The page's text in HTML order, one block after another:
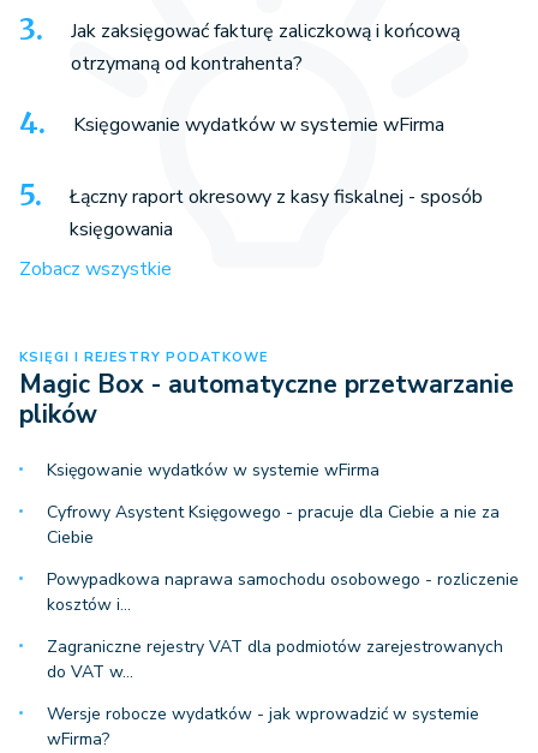
Jak zaksięgować fakturę zaliczkową i końcową
otrzymaną od kontrahenta?
Księgowanie wydatków w systemie wFirma
Łączny raport okresowy z kasy fiskalnej - sposób
księgowania
Zobacz wszystkie
KSIĘGI I REJESTRY PODATKOWE
Magic Box - automatyczne przetwarzanie
plików
Księgowanie wydatków w systemie wFirma
Cyfrowy Asystent Księgowego - pracuje dla Ciebie a nie za
Ciebie
Powypadkowa naprawa samochodu osobowego - rozliczenie
kosztów i…
Zagraniczne rejestry VAT dla podmiotów zarejestrowanych
do VAT w…
Wersje robocze wydatków - jak wprowadzić w systemie
wFirma?